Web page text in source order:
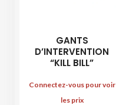
GANTS
D’INTERVENTION
“KILL BILL”
Connectez-vous pour voir
les prix